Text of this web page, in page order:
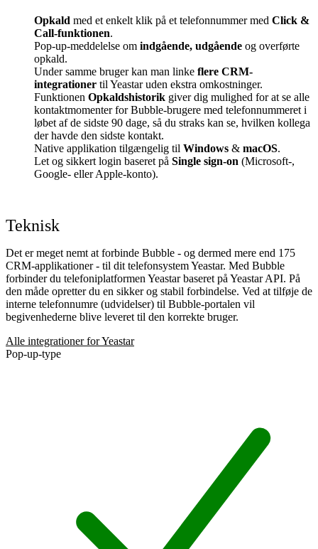
Opkald med et enkelt klik på et telefonnummer med Click &
Call-funktionen.
Pop-up-meddelelse om indgående, udgående og overførte
opkald.
Under samme bruger kan man linke flere CRM-
integrationer til Yeastar uden ekstra omkostninger.
Funktionen Opkaldshistorik giver dig mulighed for at se alle
kontaktmomenter for Bubble-brugere med telefonnummeret i
løbet af de sidste 90 dage, så du straks kan se, hvilken kollega
der havde den sidste kontakt.
Native applikation tilgængelig til Windows & macOS.
Let og sikkert login baseret på Single sign-on (Microsoft-,
Google- eller Apple-konto).
Teknisk
Det er meget nemt at forbinde Bubble - og dermed mere end 175
CRM-applikationer - til dit telefonsystem Yeastar. Med Bubble
forbinder du telefoniplatformen Yeastar baseret på Yeastar API. På
den måde opretter du en sikker og stabil forbindelse. Ved at tilføje de
interne telefonnumre (udvidelser) til Bubble-portalen vil
begivenhederne blive leveret til den korrekte bruger.
Alle integrationer for Yeastar
Pop-up-type